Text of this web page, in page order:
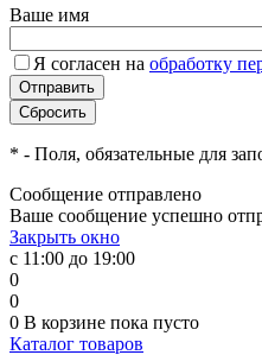
Ваше имя
Я согласен на обработку
* - Поля, обязательные для
Сообщение отправлено
Ваше сообщение успешно
Закрыть окно
с 11:00 до 19:00
0
0
0 В корзине пока пусто
Каталог товаров